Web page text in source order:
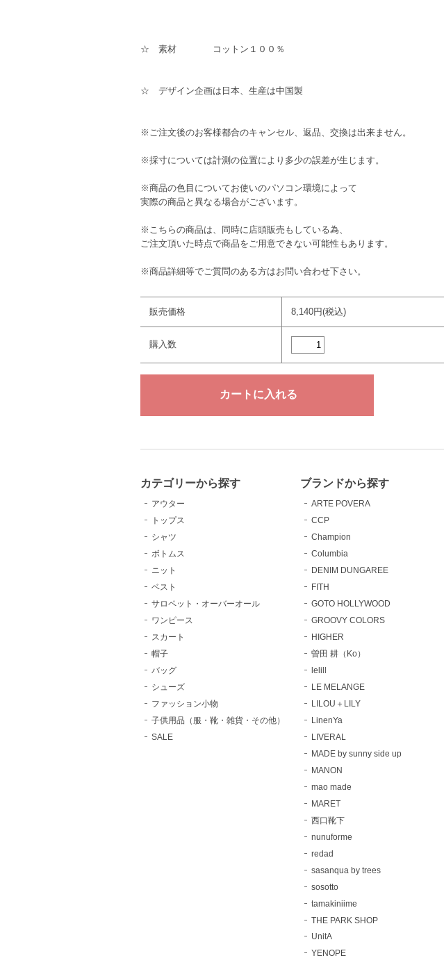
☆ 素材 コットン１００％
☆ デザイン企画は日本、生産は中国製
※ご注文後のお客様都合のキャンセル、返品、交換は出来ません。
※採寸については計測の位置により多少の誤差が生じます。
※商品の色目についてお使いのパソコン環境によって
実際の商品と異なる場合がございます。
※こちらの商品は、同時に店頭販売もしている為、
ご注文頂いた時点で商品をご用意できない可能性もあります。
※商品詳細等でご質問のある方はお問い合わせ下さい。
販売価格 8,140円(税込)
購入数
カテゴリーから探す
アウター
トップス
シャツ
ボトムス
ニット
ベスト
サロペット・オーバーオール
ワンピース
スカート
帽子
バッグ
シューズ
ファッション小物
子供用品（服・靴・雑貨・その他）
SALE
ブランドから探す
ARTE POVERA
CCP
Champion
Columbia
DENIM DUNGAREE
FITH
GOTO HOLLYWOOD
GROOVY COLORS
HIGHER
曽田 耕（Ko）
lelill
LE MELANGE
LILOU＋LILY
LinenYa
LIVERAL
MADE by sunny side up
MANON
mao made
MARET
西口靴下
nunuforme
redad
sasanqua by trees
sosotto
tamakiniime
THE PARK SHOP
UnitA
YENOPE